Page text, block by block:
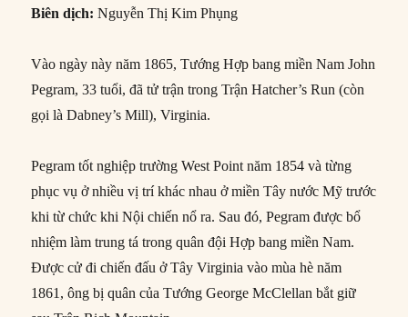
Biên dịch: Nguyễn Thị Kim Phụng
Vào ngày này năm 1865, Tướng Hợp bang miền Nam John
Pegram, 33 tuổi, đã tử trận trong Trận Hatcher’s Run (còn
gọi là Dabney’s Mill), Virginia.
Pegram tốt nghiệp trường West Point năm 1854 và từng
phục vụ ở nhiều vị trí khác nhau ở miền Tây nước Mỹ trước
khi từ chức khi Nội chiến nổ ra. Sau đó, Pegram được bổ
nhiệm làm trung tá trong quân đội Hợp bang miền Nam.
Được cử đi chiến đấu ở Tây Virginia vào mùa hè năm
1861, ông bị quân của Tướng George McClellan bắt giữ